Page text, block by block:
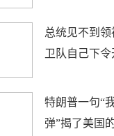
总统见不到
卫队自己下令
特朗普一句“
弹”揭了美国